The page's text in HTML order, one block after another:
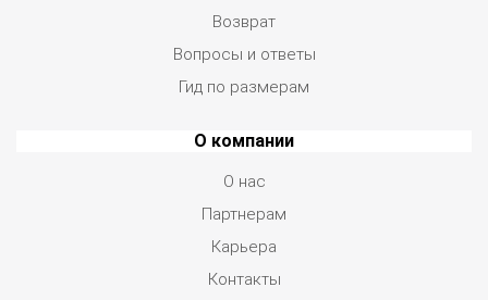
Возврат
Вопросы и ответы
Гид по размерам
О компании
О нас
Партнерам
Карьера
Контакты